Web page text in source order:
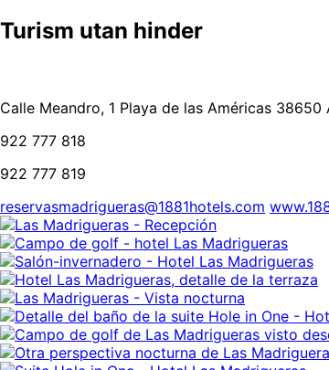
Turism utan hinder
Calle Meandro, 1 Playa de las Américas 38650
922 777 818
922 777 819
reservasmadrigueras@1881hotels.com